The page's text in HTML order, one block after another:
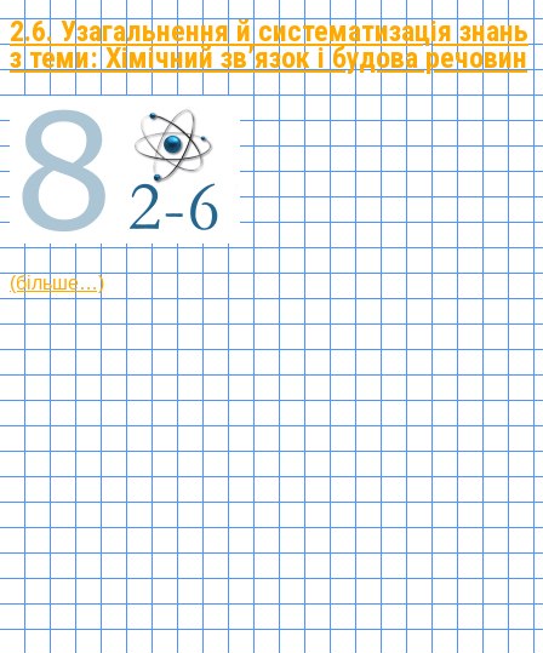
2.6. Узагальнення й систематизація знань
з теми: Хімічний зв’язок і будова речовин
(більше…)